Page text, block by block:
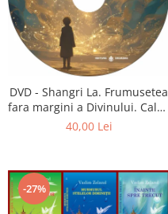
DVD - Shangri La. Frumusetea
fara margini a Divinului. Calea
catre fericire
40,00 Lei
-27%